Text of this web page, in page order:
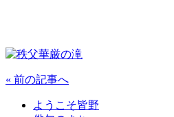
« 前の記事へ
ようこそ皆野